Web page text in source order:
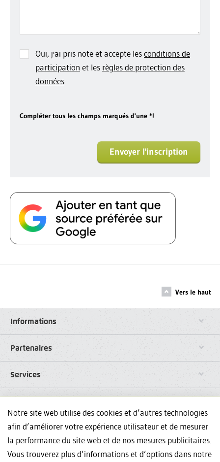
Oui, j'ai pris note et accepte lesconditions de
participation et les règles de protection des
données
Compléter tous les champs marqués d'une *!
Envoyer l'inscription
Vers le haut
Informations
Partenaires
Services
Réseaux sociaux
Avez-vous des questions sur nos formations continues? Nous
Notre site web utilise des cookies et d’autres technologies
afin d’améliorer votre expérience utilisateur et de mesurer
la performance du site web et de nos mesures publicitaires.
Vous trouverez plus d’informations et d’options dans notre